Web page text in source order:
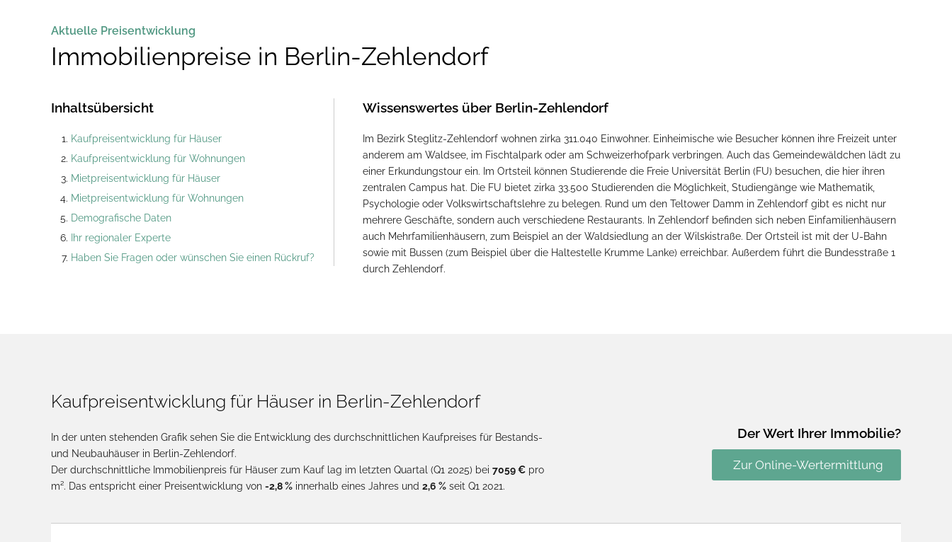
Aktuelle Preisentwicklung
Immobilienpreise in Berlin-Zehlendorf
Inhaltsübersicht
Kaufpreisentwicklung für Häuser
Kaufpreisentwicklung für Wohnungen
Mietpreisentwicklung für Häuser
Mietpreisentwicklung für Wohnungen
Demografische Daten
Ihr regionaler Experte
Haben Sie Fragen oder wünschen Sie einen Rückruf?
Wissenswertes über Berlin-Zehlendorf
Im Bezirk Steglitz-Zehlendorf wohnen zirka 311.040 Einwohner. Einheimische wie Besucher können ihre Freizeit unter
anderem am Waldsee, im Fischtalpark oder am Schweizerhofpark verbringen. Auch das Gemeindewäldchen lädt zu
einer Erkundungstour ein. Im Ortsteil können Studierende die Freie Universität Berlin (FU) besuchen, die hier ihren
zentralen Campus hat. Die FU bietet zirka 33.500 Studierenden die Möglichkeit, Studiengänge wie Mathematik,
Psychologie oder Volkswirtschaftslehre zu belegen. Rund um den Teltower Damm in Zehlendorf gibt es nicht nur
mehrere Geschäfte, sondern auch verschiedene Restaurants. In Zehlendorf befinden sich neben Einfamilienhäusern
auch Mehrfamilienhäusern, zum Beispiel an der Waldsiedlung an der Wilskistraße. Der Ortsteil ist mit der U-Bahn
sowie mit Bussen (zum Beispiel über die Haltestelle Krumme Lanke) erreichbar. Außerdem führt die Bundesstraße 1
durch Zehlendorf.
Kaufpreisentwicklung für Häuser in Berlin-Zehlendorf
In der unten stehenden Grafik sehen Sie die Entwicklung des durchschnittlichen Kaufpreises für Bestands-
und Neubauhäuser in Berlin-Zehlendorf.
Der durchschnittliche Immobilienpreis für Häuser zum Kauf lag im letzten Quartal (Q1 2025) bei 7059 € pro
m². Das entspricht einer Preisentwicklung von -2,8 % innerhalb eines Jahres und 2,6 % seit Q1 2021.
Der Wert Ihrer Immobilie?
Zur Online-Wertermittlung